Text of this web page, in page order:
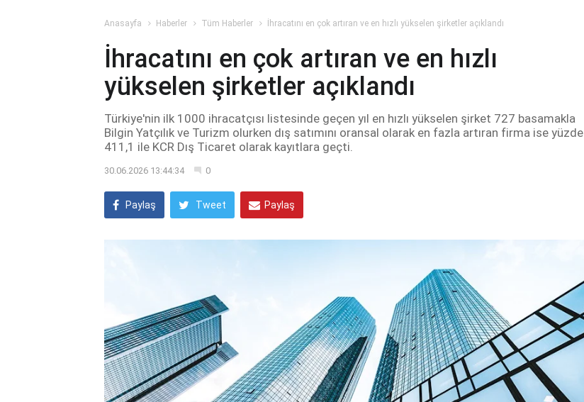
Anasayfa Haberler Tüm Haberler İhracatını en çok artıran ve en hızlı yükselen şirketler açıklandı
İhracatını en çok artıran ve en hızlı
yükselen şirketler açıklandı
Türkiye'nin ilk 1000 ihracatçısı listesinde geçen yıl en hızlı yükselen şirket 727 basamakla
Bilgin Yatçılık ve Turizm olurken dış satımını oransal olarak en fazla artıran firma ise yüzde
411,1 ile KCR Dış Ticaret olarak kayıtlara geçti.
30.06.2026 13:44:34 0
Paylaş Tweet Paylaş